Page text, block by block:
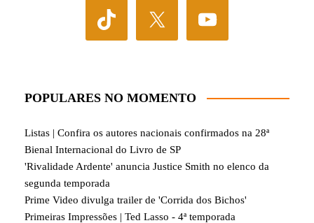
POPULARES NO MOMENTO
Listas | Confira os autores nacionais confirmados na 28ª
Bienal Internacional do Livro de SP
'Rivalidade Ardente' anuncia Justice Smith no elenco da
segunda temporada
Prime Video divulga trailer de 'Corrida dos Bichos'
Primeiras Impressões | Ted Lasso - 4ª temporada